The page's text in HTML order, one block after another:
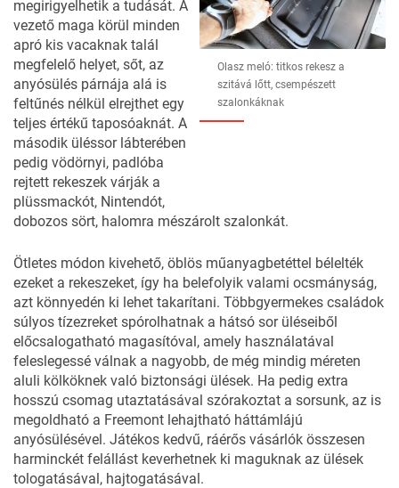
Olasz meló: titkos rekesz a
szitává lőtt, csempészett
szalonkáknak
megirigyelhetik a tudását. A
vezető maga körül minden
apró kis vacaknak talál
megfelelő helyet, sőt, az
anyósülés párnája alá is
feltűnés nélkül elrejthet egy
teljes értékű taposóaknát. A
második üléssor lábterében
pedig vödörnyi, padlóba
rejtett rekeszek várják a
plüssmackót, Nintendót,
dobozos sört, halomra mészárolt szalonkát.
Ötletes módon kivehető, öblös műanyagbetéttel bélelték
ezeket a rekeszeket, így ha belefolyik valami ocsmányság,
azt könnyedén ki lehet takarítani. Többgyermekes családok
súlyos tízezreket spórolhatnak a hátsó sor üléseiből
előcsalogatható magasítóval, amely használatával
feleslegessé válnak a nagyobb, de még mindig méreten
aluli kölköknek való biztonsági ülések. Ha pedig extra
hosszú csomag utaztatásával szórakoztat a sorsunk, az is
megoldható a Freemont lehajtható háttámlájú
anyósülésével. Játékos kedvű, ráérős vásárlók összesen
harminckét felállást keverhetnek ki maguknak az ülések
tologatásával, hajtogatásával.